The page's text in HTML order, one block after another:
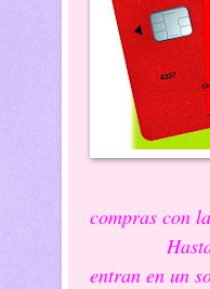
compras con
Hasta el 8
entran en un